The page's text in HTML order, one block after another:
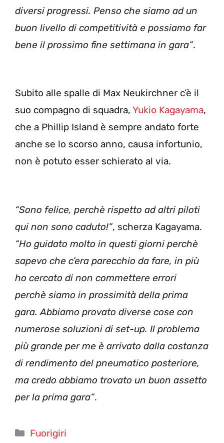
diversi progressi. Penso che siamo ad un
buon livello di competitività e possiamo far
bene il prossimo fine settimana in gara”.
Subito alle spalle di Max Neukirchner c’è il
suo compagno di squadra, Yukio Kagayama,
che a Phillip Island è sempre andato forte
anche se lo scorso anno, causa infortunio,
non è potuto esser schierato al via.
“Sono felice, perchè rispetto ad altri piloti
qui non sono caduto!”, scherza Kagayama.
“Ho guidato molto in questi giorni perchè
sapevo che c’era parecchio da fare, in più
ho cercato di non commettere errori
perchè siamo in prossimità della prima
gara. Abbiamo provato diverse cose con
numerose soluzioni di set-up. Il problema
più grande per me è arrivato dalla costanza
di rendimento del pneumatico posteriore,
ma credo abbiamo trovato un buon assetto
per la prima gara”.
Categorie
Fuorigiri